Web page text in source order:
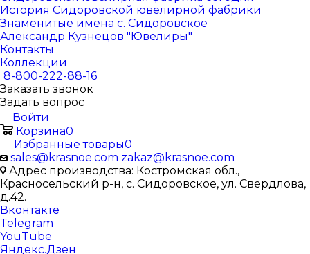
История Сидоровской ювелирной фабрики
Знаменитые имена с. Сидоровское
Александр Кузнецов "Ювелиры"
Контакты
Коллекции
8-800-222-88-16
Заказать звонок
Задать вопрос
Войти
Корзина0
Избранные товары0
sales@krasnoe.com zakaz@krasnoe.com
Адрес производства: Костромская обл.,
Красносельский р-н, с. Сидоровское, ул. Свердлова,
д.42.
Вконтакте
Telegram
YouTube
Яндекс.Дзен